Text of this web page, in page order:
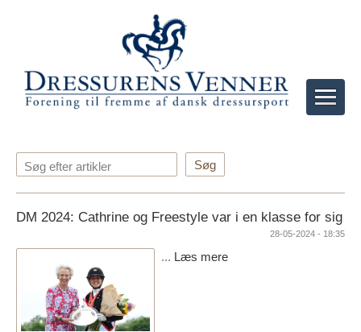
Søg efter artikler
DM 2024: Cathrine og Freestyle var i en klasse for sig
28-05-2024 - 18:35
... Læs mere